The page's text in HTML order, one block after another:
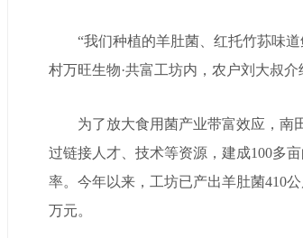
“我们种植的羊肚菌、红托竹荪味道
村万旺生物·共富工坊内，农户刘大叔介
为了放大食用菌产业带富效应，南田
过链接人才、技术等资源，建成100多
率。今年以来，工坊已产出羊肚菌410
万元。